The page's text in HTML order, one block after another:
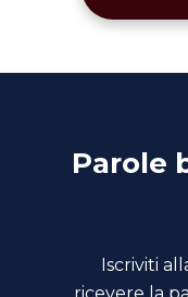
Parole
Iscriviti